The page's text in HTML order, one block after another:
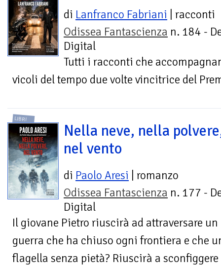
di Lanfranco Fabriani | racconti
Odissea Fantascienza n. 184 -
Digital
Tutti i racconti che
vicoli del tempo due volte vincitrice del
LIBRI
Nella neve, nella
nel vento
di Paolo Aresi | romanzo
Odissea Fantascienza n. 177 -
Digital
Il giovane Pietro riuscirà ad attraversare
guerra che ha chiuso ogni frontiera e che
flagella senza pietà? Riuscirà a